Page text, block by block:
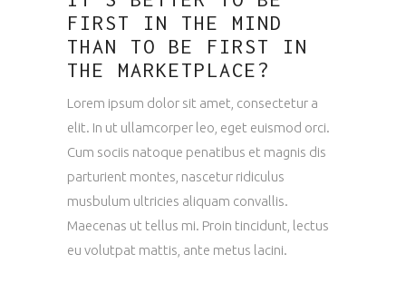
FIRST IN THE MIND
THAN TO BE FIRST IN
THE MARKETPLACE?
Lorem ipsum dolor sit amet, consectetur a
elit. In ut ullamcorper leo, eget euismod orci.
Cum sociis natoque penatibus et magnis dis
parturient montes, nascetur ridiculus
musbulum ultricies aliquam convallis.
Maecenas ut tellus mi. Proin tincidunt, lectus
eu volutpat mattis, ante metus lacini.